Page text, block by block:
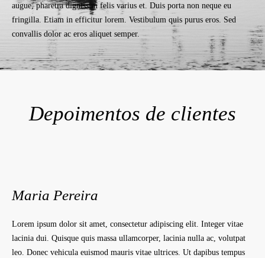
augue, pharetra dignissim felis varius et. Duis porta non neque eu
fringilla. Etiam in efficitur lorem. Vestibulum quis purus eros. Sed
convallis dolor ac eros aliquet semper.
Depoimentos de clientes
Maria Pereira
Lorem ipsum dolor sit amet, consectetur adipiscing elit. Integer vitae
lacinia dui. Quisque quis massa ullamcorper, lacinia nulla ac, volutpat
leo. Donec vehicula euismod mauris vitae ultrices. Ut dapibus tempus